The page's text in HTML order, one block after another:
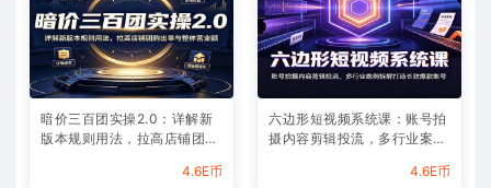
暗价三百团实操2.0：详解新
版本规则用法，拉高店铺团购
4.6E币
六边形短视频系统课：账号拍
摄内容剪辑投流，多行业案例
4.6E币